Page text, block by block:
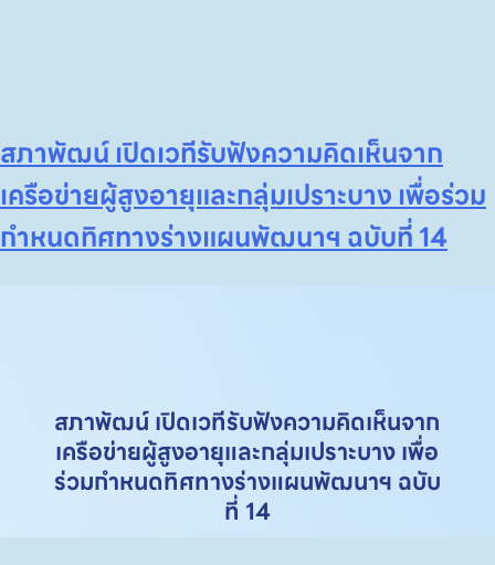
สภาพัฒน์ เปิดเวทีรับฟังความคิดเห็นจาก
เครือข่ายผู้สูงอายุและกลุ่มเปราะบาง เพื่อร่วม
กำหนดทิศทางร่างแผนพัฒนาฯ ฉบับที่ 14
สภาพัฒน์ เปิดเวทีรับฟังความคิดเห็นจาก
เครือข่ายผู้สูงอายุและกลุ่มเปราะบาง เพื่อ
ร่วมกำหนดทิศทางร่างแผนพัฒนาฯ ฉบับ
ที่ 14